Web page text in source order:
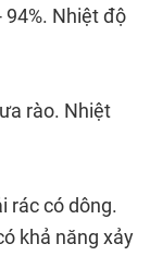
94%. Nhiệt độ
rào. Nhiệt
rác có dông.
khả năng xảy